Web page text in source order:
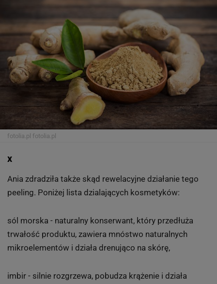
fotolia.pl fotolia.pl
x
Ania zdradziła także skąd rewelacyjne działanie tego
peeling. Poniżej lista dzialających kosmetyków:
sól morska - naturalny konserwant, który przedłuża
trwałość produktu, zawiera mnóstwo naturalnych
mikroelementów i działa drenująco na skórę,
imbir - silnie rozgrzewa, pobudza krążenie i działa